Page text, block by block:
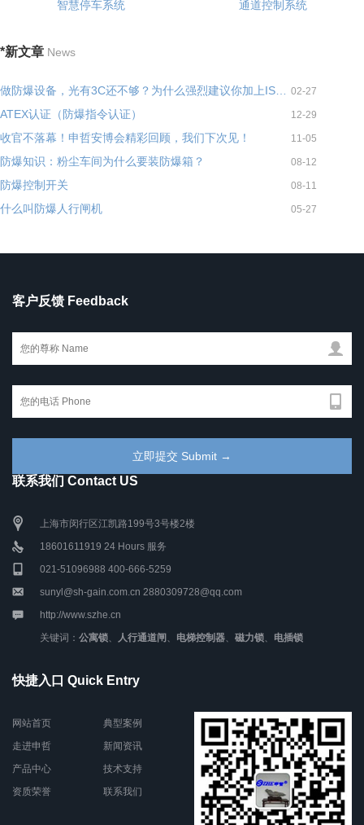
智慧停车系统 通道控制系统
*新文章 News
02-27
ATEX认证（防爆指令认证） 12-29
收官不落幕！申哲安博会精彩回顾，我们下次见！ 11-05
防爆知识：粉尘车间为什么要装防爆箱？ 08-12
防爆控制开关 08-11
什么叫防爆人行闸机 05-27
客户反馈 Feedback
联系我们 Contact US
上海市闵行区江凯路199号3号楼2楼
18601611919 24 Hours 服务
021-51096988 400-666-5259
sunyl@sh-gain.com.cn 2880309728@qq.com
http://www.szhe.cn
关键词： 公寓锁 人行通道闸 电梯控制器 磁力锁 电插锁
快捷入口 Quick Entry
网站首页
走进申哲
产品中心
资质荣誉
典型案例
新闻资讯
技术支持
联系我们